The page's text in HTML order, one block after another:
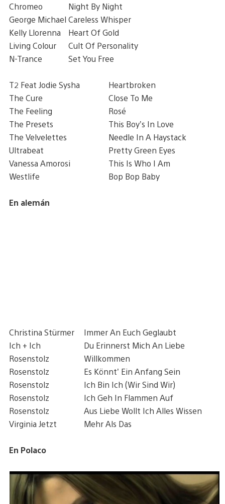
Chromeo
Night By Night
George Michael Careless Whisper
Kelly Llorenna
Heart Of Gold
Living Colour
Cult Of Personality
N-Trance
Set You Free
T2 Feat Jodie Sysha
Heartbroken
The Cure
Close To Me
The Feeling
Rosé
The Presets
This Boy’s In Love
The Velvelettes
Needle In A Haystack
Ultrabeat
Pretty Green Eyes
Vanessa Amorosi
This Is Who I Am
Westlife
Bop Bop Baby
En alemán
Christina Stürmer
Immer An Euch Geglaubt
Ich + Ich
Du Erinnerst Mich An Liebe
Rosenstolz
Willkommen
Rosenstolz
Es Könnt’ Ein Anfang Sein
Rosenstolz
Ich Bin Ich (Wir Sind Wir)
Rosenstolz
Ich Geh In Flammen Auf
Rosenstolz
Aus Liebe Wollt Ich Alles Wissen
Virginia Jetzt
Mehr Als Das
En Polaco